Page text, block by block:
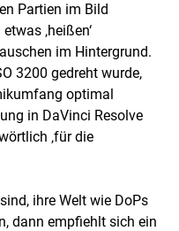
Partien im Bild
‚heißen‘
im Hintergrund.
3200 gedreht wurde,
optimal
in DaVinci Resolve
‚für die
ihre Welt wie DoPs
dann empfiehlt sich ein